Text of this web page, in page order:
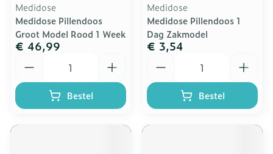
Medidose
Medidose Pillendoos
Groot Model Rood 1 Week
€ 46,99
Bestel
Medidose
Medidose Pillendoos 1
Dag Zakmodel
€ 3,54
Bestel